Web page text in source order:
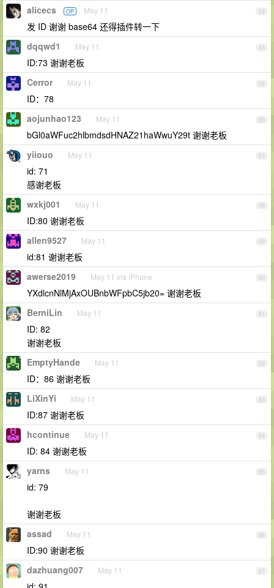
53
alicecs OP May 11
发 ID 谢谢 base64 还得插件转一下
54
dqqwd1 May 11
ID:73 谢谢老板
55
Cerror May 11
ID：78
56
aojunhao123 May 11
bGl0aWFuc2hlbmdsdHNAZ21haWwuY29t 谢谢老板
57
yiiouo May 11
id: 71
感谢老板
58
wxkj001 May 11
ID:80 谢谢老板
59
allen9527 May 11
id:81 谢谢老板
60
awerse2019 May 11 via iPhone
YXdlcnNlMjAxOUBnbWFpbC5jb20= 谢谢老板
61
BerniLin May 11
ID: 82
谢谢老板
62
EmptyHande May 11
ID：86 谢谢老板
63
LiXinYi May 11
ID:87 谢谢老板
64
hcontinue May 11
ID: 84 谢谢老板
65
yarns May 11
id: 79
谢谢老板
66
assad May 11
ID:90 谢谢老板
67
dazhuang007 May 11